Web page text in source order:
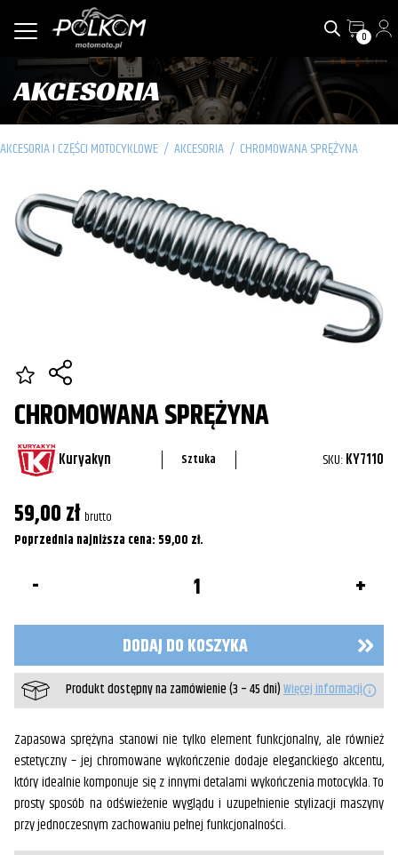
0
AKCESORIA
AKCESORIA I CZĘŚCI MOTOCYKLOWE / AKCESORIA / CHROMOWANA SPRĘŻYNA
CHROMOWANA SPRĘŻYNA
Kuryakyn Sztuka SKU: KY7110
59,00zł brutto
Poprzednia najniższa cena: 59,00 zł.
DODAJ DO KOSZYKA
Produkt dostępny na zamówienie (3 – 45 dni)Więcej informacji
Zapasowa sprężyna stanowi nie tylko element funkcjonalny, ale również
estetyczny – jej chromowane wykończenie dodaje eleganckiego akcentu,
który idealnie komponuje się z innymi detalami wykończenia motocykla. To
prosty sposób na odświeżenie wyglądu i uzupełnienie stylizacji maszyny
przy jednoczesnym zachowaniu pełnej funkcjonalności.